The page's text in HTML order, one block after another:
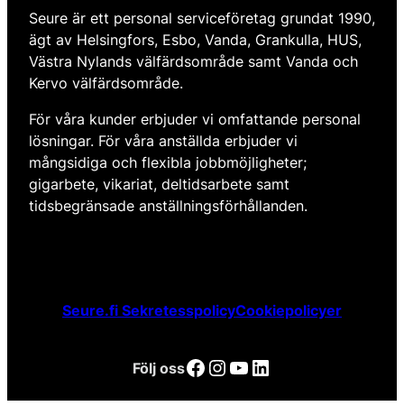
Seure är ett personal serviceföretag grundat 1990,
ägt av Helsingfors, Esbo, Vanda, Grankulla, HUS,
Västra Nylands välfärdsområde samt Vanda och
Kervo välfärdsområde.
För våra kunder erbjuder vi omfattande personal
lösningar. För våra anställda erbjuder vi
mångsidiga och flexibla jobbmöjligheter;
gigarbete, vikariat, deltidsarbete samt
tidsbegränsade anställningsförhållanden.
Seure.fi SekretesspolicyCookiepolicyer
Följ ossFacebook Instagram YouTube LinkedIn